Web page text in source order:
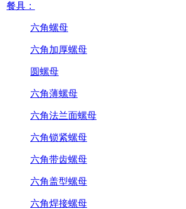
餐具：
六角螺母
六角加厚螺母
圆螺母
六角薄螺母
六角法兰面螺母
六角锁紧螺母
六角带齿螺母
六角盖型螺母
六角焊接螺母